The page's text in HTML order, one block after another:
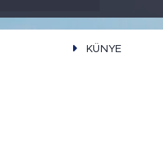
KÜNYE